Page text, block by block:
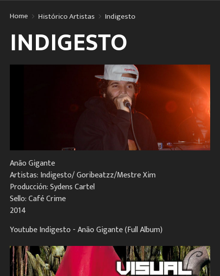
Home Histórico Artistas Indigesto
INDIGESTO
Anão Gigante
Artistas: Indigesto/ Goribeatzz/Mestre Xim
Producción: Sydens Cartel
Sello: Café Crime
2014
Youtube Indigesto - Anão Gigante (Full Album)